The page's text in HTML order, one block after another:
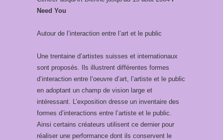
Need You
Autour de l’interaction entre l’art et le public
Une trentaine d’artistes suisses et internationaux
sont proposés. Ils illustrent différentes formes
d’interaction entre l’oeuvre d’art, l’artiste et le public
en adoptant un champ de vision large et
intéressant. L’exposition dresse un inventaire des
formes d’interactions entre l’artiste et le public.
Ainsi certains créateurs utilisent ce dernier pour
réaliser une performance dont ils conservent le